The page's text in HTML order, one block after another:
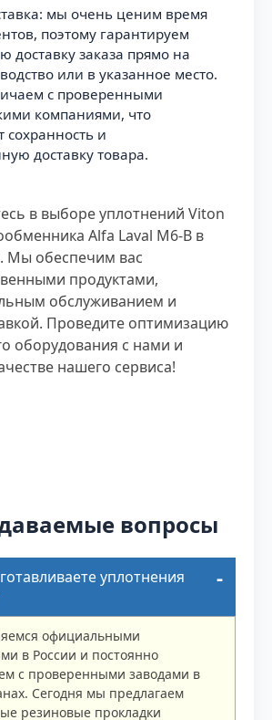
мы очень ценим время
поэтому гарантируем
доставку заказа прямо на
или в указанное место.
с проверенными
компаниями, что
сохранность и
доставку товара.
в выборе уплотнений Viton
Alfa Laval M6-B в
Мы обеспечим вас
продуктами,
обслуживанием и
Проведите оптимизацию
оборудования с нами и
нашего сервиса!
вопросы
уплотнения
официальными
в России и постоянно
с проверенными заводами в
Сегодня мы предлагаем
резиновые прокладки